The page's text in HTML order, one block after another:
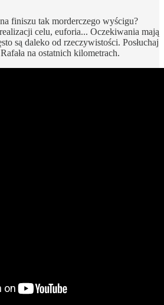
finiszu tak morderczego wyścigu?
celu, euforia... Oczekiwania mają
są daleko od rzeczywistości. Posłuchaj
na ostatnich kilometrach.